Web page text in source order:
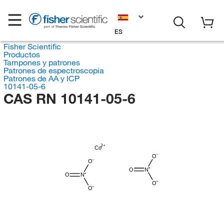
ES
Fisher Scientific
Productos
Tampones y patrones
Patrones de espectroscopia
Patrones de AA y ICP
10141-05-6
CAS RN 10141-05-6
Co
O
N
O
O
O
N
O
O